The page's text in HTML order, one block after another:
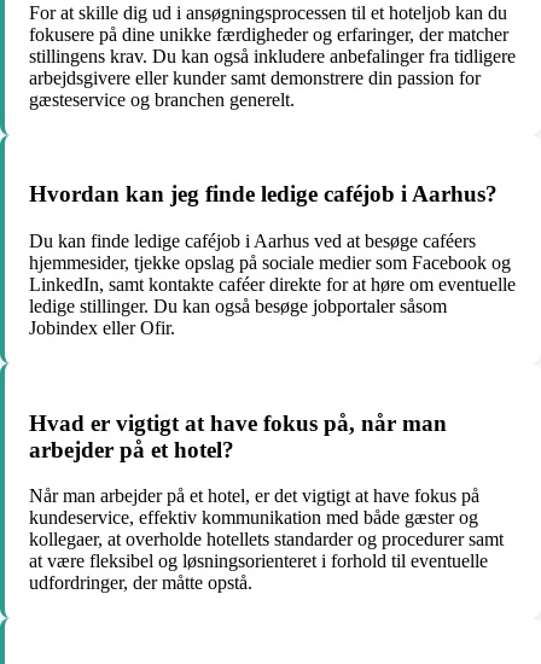
For at skille dig ud i ansøgningsprocessen til et hoteljob kan du
fokusere på dine unikke færdigheder og erfaringer, der matcher
stillingens krav. Du kan også inkludere anbefalinger fra tidligere
arbejdsgivere eller kunder samt demonstrere din passion for
gæsteservice og branchen generelt.
Hvordan kan jeg finde ledige caféjob i Aarhus?
Du kan finde ledige caféjob i Aarhus ved at besøge caféers
hjemmesider, tjekke opslag på sociale medier som Facebook og
LinkedIn, samt kontakte caféer direkte for at høre om eventuelle
ledige stillinger. Du kan også besøge jobportaler såsom
Jobindex eller Ofir.
Hvad er vigtigt at have fokus på, når man
arbejder på et hotel?
Når man arbejder på et hotel, er det vigtigt at have fokus på
kundeservice, effektiv kommunikation med både gæster og
kollegaer, at overholde hotellets standarder og procedurer samt
at være fleksibel og løsningsorienteret i forhold til eventuelle
udfordringer, der måtte opstå.